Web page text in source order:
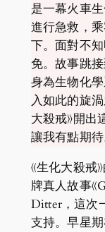
是一幕火車
進行急救，
下。面對不
免。故事跳
身為生物化
入如此的旋
大殺戒》開
讓我有點期待
《生化大殺戒
牌真人故事《
Ditter，這次
支持。早星